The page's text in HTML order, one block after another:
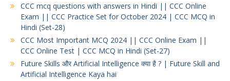
CCC mcq questions with answers in Hindi || CCC Online
Exam || CCC Practice Set for October 2024 | CCC MCQ in
Hindi (Set-28)
CCC Most Important MCQ 2024 || CCC Online Exam ||
CCC Online Test | CCC MCQ in Hindi (Set-27)
Future Skills और Artificial Intelligence क्या है ? | Future Skill and
Artificial Intelligence Kaya hai